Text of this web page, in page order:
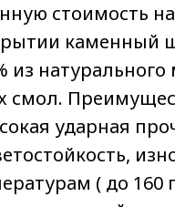
стоимость
каменный
из
смол.
ударная
( до 160